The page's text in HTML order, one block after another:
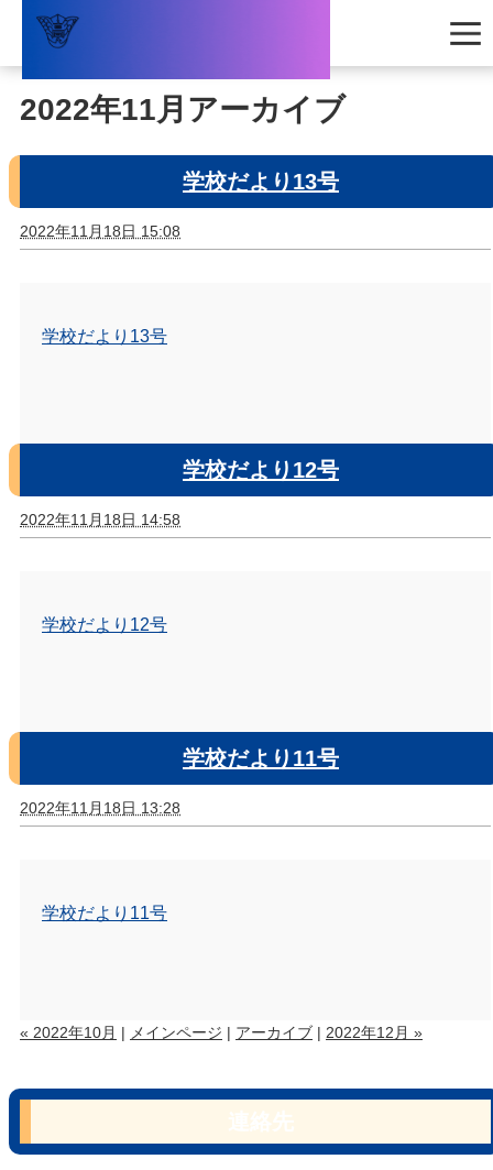
2022年11月アーカイブ
学校だより13号
2022年11月18日 15:08
学校だより13号
学校だより12号
2022年11月18日 14:58
学校だより12号
学校だより11号
2022年11月18日 13:28
学校だより11号
« 2022年10月 | メインページ | アーカイブ | 2022年12月 »